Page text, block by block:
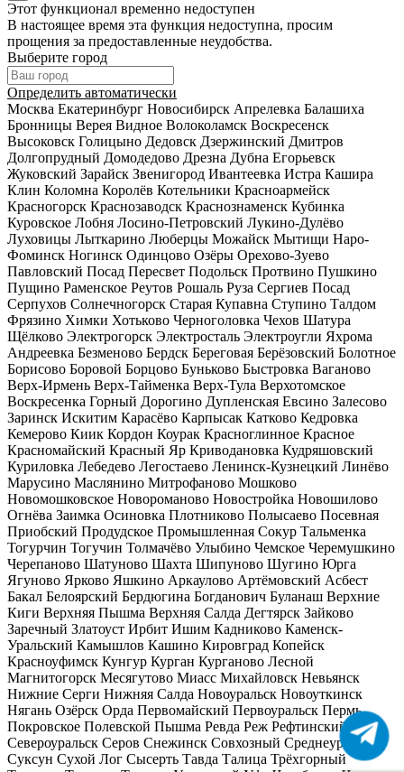
Этот функционал временно недоступен
В настоящее время эта функция недоступна, просим
прощения за предоставленные неудобства.
Выберите город
Определить автоматически
Москва Екатеринбург Новосибирск Апрелевка Балашиха
Бронницы Верея Видное Волоколамск Воскресенск
Высоковск Голицыно Дедовск Дзержинский Дмитров
Долгопрудный Домодедово Дрезна Дубна Егорьевск
Жуковский Зарайск Звенигород Ивантеевка Истра Кашира
Клин Коломна Королёв Котельники Красноармейск
Красногорск Краснозаводск Краснознаменск Кубинка
Куровское Лобня Лосино-Петровский Лукино-Дулёво
Луховицы Лыткарино Люберцы Можайск Мытищи Наро-
Фоминск Ногинск Одинцово Озёры Орехово-Зуево
Павловский Посад Пересвет Подольск Протвино Пушкино
Пущино Раменское Реутов Рошаль Руза Сергиев Посад
Серпухов Солнечногорск Старая Купавна Ступино Талдом
Фрязино Химки Хотьково Черноголовка Чехов Шатура
Щёлково Электрогорск Электросталь Электроугли Яхрома
Андреевка Безменово Бердск Береговая Берёзовский Болотное
Борисово Боровой Борцово Буньково Быстровка Ваганово
Верх-Ирмень Верх-Тайменка Верх-Тула Верхотомское
Воскресенка Горный Дорогино Дупленская Евсино Залесово
Заринск Искитим Карасёво Карпысак Катково Кедровка
Кемерово Киик Кордон Коурак Красноглинное Красное
Красномайский Красный Яр Криводановка Кудряшовский
Куриловка Лебедево Легостаево Ленинск-Кузнецкий Линёво
Марусино Маслянино Митрофаново Мошково
Новомошковское Новороманово Новостройка Новошилово
Огнёва Заимка Осиновка Плотниково Полысаево Посевная
Приобский Продудское Промышленная Сокур Тальменка
Тогурчин Тогучин Толмачёво Улыбино Чемское Черемушкино
Черепаново Шатуново Шахта Шипуново Шугино Юрга
Ягуново Ярково Яшкино Аркаулово Артёмовский Асбест
Бакал Белоярский Бердюгина Богданович Буланаш Верхние
Киги Верхняя Пышма Верхняя Салда Дегтярск Зайково
Заречный Златоуст Ирбит Ишим Кадниково Каменск-
Уральский Камышлов Кашино Кировград Копейск
Красноуфимск Кунгур Курган Курганово Лесной
Магнитогорск Месягутово Миасс Михайловск Невьянск
Нижние Серги Нижняя Салда Новоуральск Новоуткинск
Нягань Озёрск Орда Первомайский Первоуральск Пермь
Покровское Полевской Пышма Ревда Реж Рефтинский Сатка
Североуральск Серов Снежинск Совхозный Среднеуральск
Суксун Сухой Лог Сысерть Тавда Талица Трёхгорный